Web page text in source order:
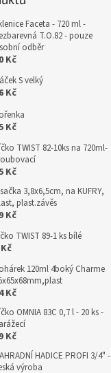
Faceta - 720 ml -
T.O.82 - pouze
odběr
Kč
S velký
Kč
Kč
TWIST 82-10ks na 720ml-
Kč
3,8x6,5cm, na KUFRY,
plast.závěs
Kč
TWIST 89-1 ks bílé
120ml 4boký Charme
Kč
OMNIA 83C 0,7 l - 20 ks -
Kč
HADICE PROFI 3/4" -
výroba